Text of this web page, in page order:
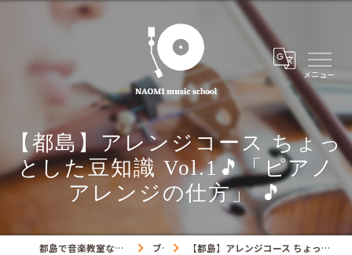
【都島】アレンジコース ちょっ
とした豆知識 Vol.1🎵「ピアノ
アレンジの仕方」 🎵
都島で音楽教室ならNAOMIミュージックスクール ブログ 【都島】アレンジコース ちょっとした豆知識 Vol.1🎵「ピアノアレンジの仕方」 🎵